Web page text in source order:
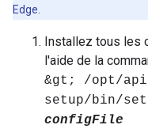
Edge.
Installez tous les
l'aide de la
&gt; /opt/
setup/bin/
configFile